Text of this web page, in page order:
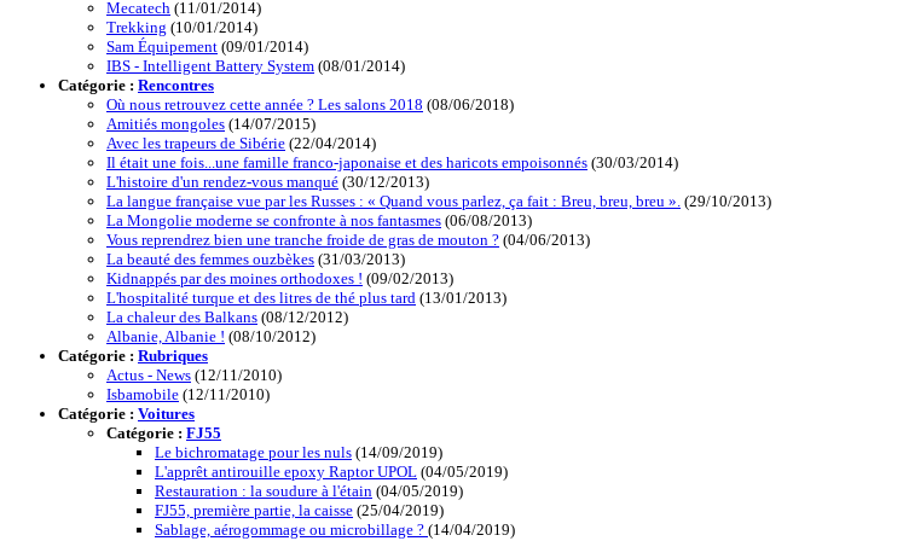
Mecatech (11/01/2014)
Trekking (10/01/2014)
Sam Équipement (09/01/2014)
IBS - Intelligent Battery System (08/01/2014)
Catégorie : Rencontres
Où nous retrouvez cette année ? Les salons 2018 (08/06/2018)
Amitiés mongoles (14/07/2015)
Avec les trapeurs de Sibérie (22/04/2014)
Il était une fois...une famille franco-japonaise et des haricots empoisonnés (30/03/2014)
L'histoire d'un rendez-vous manqué (30/12/2013)
La langue française vue par les Russes : « Quand vous parlez, ça fait : Breu, breu, breu ». (29/10/2013)
La Mongolie moderne se confronte à nos fantasmes (06/08/2013)
Vous reprendrez bien une tranche froide de gras de mouton ? (04/06/2013)
La beauté des femmes ouzbèkes (31/03/2013)
Kidnappés par des moines orthodoxes ! (09/02/2013)
L'hospitalité turque et des litres de thé plus tard (13/01/2013)
La chaleur des Balkans (08/12/2012)
Albanie, Albanie ! (08/10/2012)
Catégorie : Rubriques
Actus - News (12/11/2010)
Isbamobile (12/11/2010)
Catégorie : Voitures
Catégorie : FJ55
Le bichromatage pour les nuls (14/09/2019)
L'apprêt antirouille epoxy Raptor UPOL (04/05/2019)
Restauration : la soudure à l'étain (04/05/2019)
FJ55, première partie, la caisse (25/04/2019)
Sablage, aérogommage ou microbillage ? (14/04/2019)